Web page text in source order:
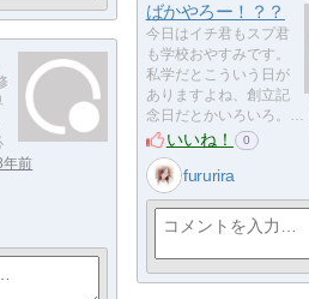
ばかやろー！？？
今日はイチ君もスプ君
も学校おやすみです。
私学だとこういう日が
ありますよね、創立記
念日だとかいろいろ。…
いいね！ 0
fururira
年前